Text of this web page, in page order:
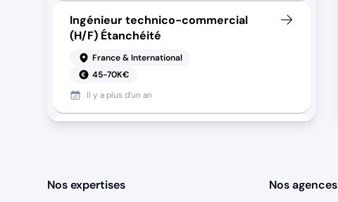
Ingénieur technico-commercial
(H/F) Étanchéité
France & International
45-70K€
Il y a plus d’un an
Il y a14 jours
Nos expertises
Nos agences